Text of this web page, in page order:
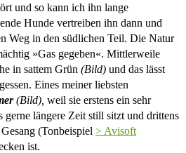
und so kann ich ihn lange
Hunde vertreiben ihn dann und
Weg in den südlichen Teil. Die Natur
»Gas gegeben«. Mittlerweile
in sattem Grün (Bild) und das lässt
Eines meiner liebsten
(Bild), weil sie erstens ein sehr
gerne längere Zeit still sitzt und drittens
(Tonbeispiel > Avisoft
ist.